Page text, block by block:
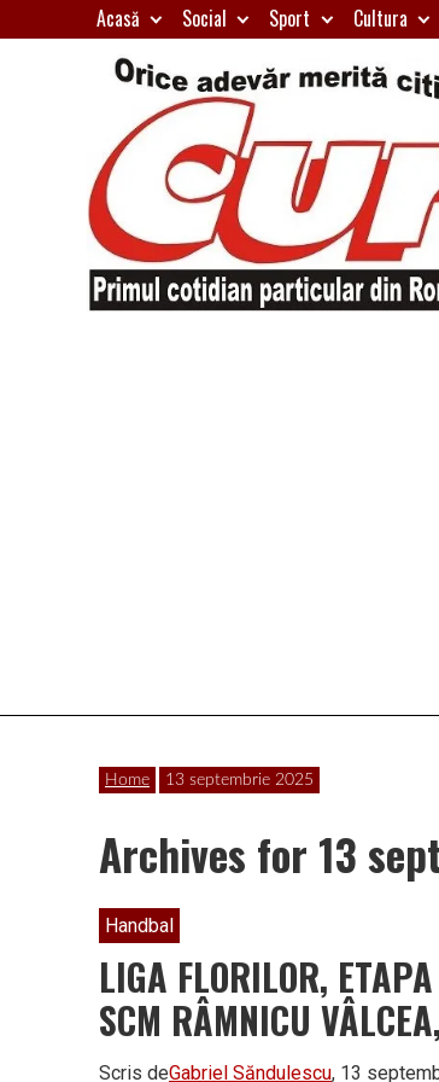
to
Acasă Social Sport Cultura
Home 13 septembrie 2025
Archives for 13
Handbal
LIGA FLORILOR,
SCM RÂMNICU
Scris deGabriel Săndulescu, 13